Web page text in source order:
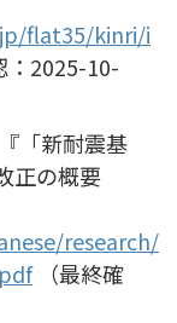
flat35/kinri/i
：2025-10-
「新耐震基
正の概要
research/
（最終確